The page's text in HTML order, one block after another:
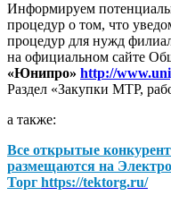
Информируем
процедур о том, что
процедур для нужд
на официальном сайте
«Юнипро» http://
Раздел «Закупки МТР,
а также:
Все открытые
размещаются на
Торг https://tektorg.ru/